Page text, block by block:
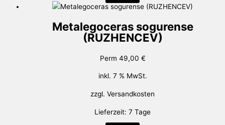
Metalegoceras sogurense
(RUZHENCEV)
Perm 49,00 €
inkl. 7 % MwSt.
zzgl. Versandkosten
Lieferzeit: 7 Tage